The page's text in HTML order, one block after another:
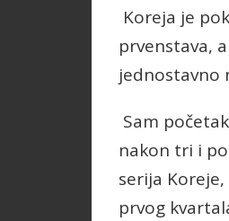
Koreja je
prvenstava,
jednostavno
Sam
nakon tri i
serija
prvog